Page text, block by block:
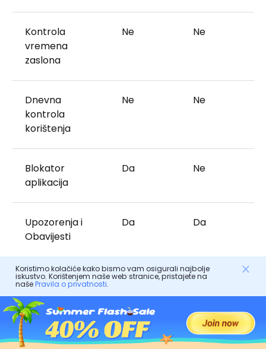
Kontrola
vremena
zaslona
Ne Ne
Dnevna
kontrola
korištenja
Ne Ne
Blokator
aplikacija
Da Ne
Upozorenja i
Obavijesti
Da Da
Koja je aplikacija bolja od mSpy?
Dok korisnici razmatraju alternative mSpy, jedna od
opcija koja se ističe je FlashGet Kids. Ovaj poseban
Koristimo kolačiće kako bismo vam osigurali najbolje
iskustvo. Korištenjem naše web stranice, pristajete na
našePravila o privatnosti.